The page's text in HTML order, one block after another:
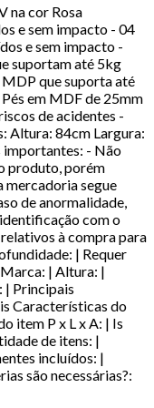
na cor Rosa
e sem impacto - 04
e sem impacto -
suportam até 5kg
que suporta até
em MDF de 25mm
de acidentes -
Altura: 84cm Largura:
importantes: - Não
produto, porém
mercadoria segue
de anormalidade,
com o
à compra para
| Requer
| Altura: |
| Principais
Características do
item P x L x A: | Is
de itens: |
incluídos: |
são necessárias?: